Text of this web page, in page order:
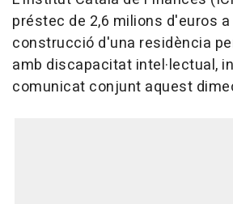
préstec de 2,6 milions d'euros a
construcció d'una residència
amb discapacitat intel·lectual,
comunicat conjunt aquest